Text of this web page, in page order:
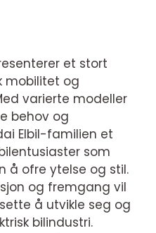
et stort
mobilitet og
varierte modeller
behov og
Elbil-familien et
som
å ofre ytelse og stil.
og fremgang vil
å utvikle seg og
bilindustri.